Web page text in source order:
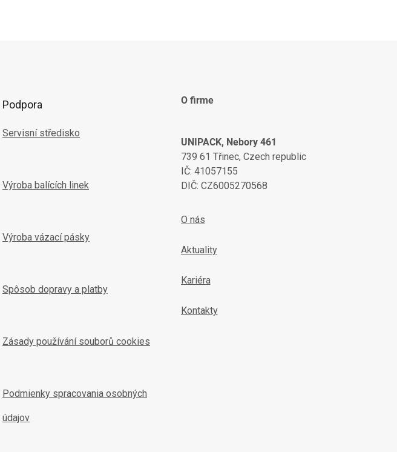
ý
Podpora
Servisní středisko
Výroba balících linek
Výroba vázací pásky
Spôsob dopravy a platby
Zásady používání souborů cookies
Podmienky spracovania osobných
údajov
O firme
UNIPACK, Nebory 461
739 61 Třinec, Czech republic
IČ: 41057155
DIČ: CZ6005270568
O nás
Aktuality
Kariéra
Kontakty